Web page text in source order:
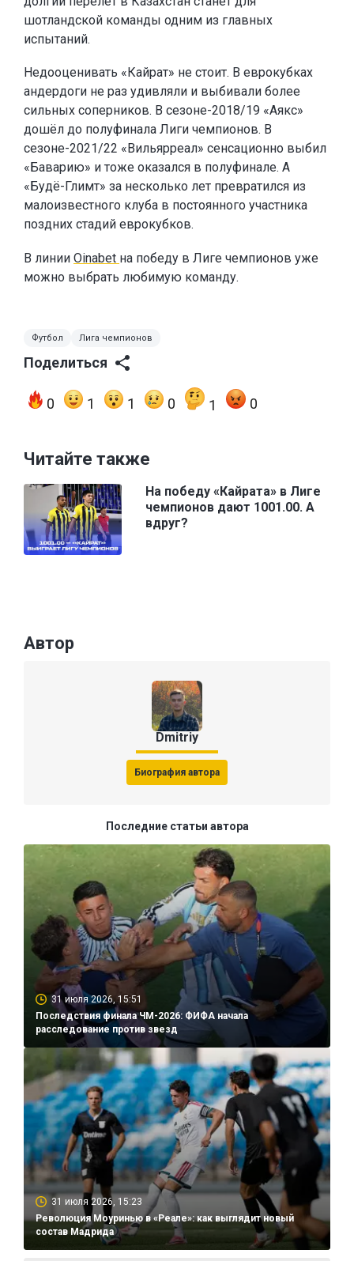
шотландской команды одним из главных
испытаний.
Недооценивать «Кайрат» не стоит. В еврокубках
андердоги не раз удивляли и выбивали более
сильных соперников. В сезоне-2018/19 «Аякс»
дошёл до полуфинала Лиги чемпионов. В
сезоне-2021/22 «Вильярреал» сенсационно выбил
«Баварию» и тоже оказался в полуфинале. А
«Будё-Глимт» за несколько лет превратился из
малоизвестного клуба в постоянного участника
поздних стадий еврокубков.
В линии Oinabet на победу в Лиге чемпионов уже
можно выбрать любимую команду.
Футбол Лига чемпионов
Поделиться
0 1 1 0 1 0
Читайте также
На победу «Кайрата» в Лиге
чемпионов дают 1001.00. А
вдруг?
Автор
Dmitriy
Биография автора
Последние статьи автора
31 июля 2026, 15:51
Последствия финала ЧМ-2026: ФИФА начала
расследование против звезд
31 июля 2026, 15:23
Революция Моуринью в «Реале»: как выглядит новый
состав Мадрида